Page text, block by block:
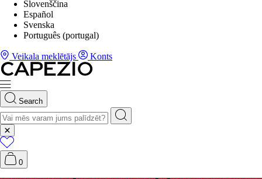
Slovenščina
Español
Svenska
Português (portugal)
Veikala meklētājs Konts
Search
0